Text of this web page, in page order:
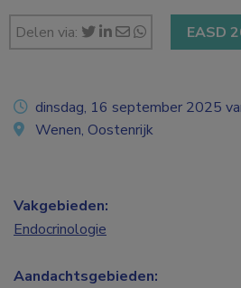
Delen via: EASD
dinsdag, 16 september 2025
Wenen, Oostenrijk
Vakgebieden:
Endocrinologie
Aandachtsgebieden: